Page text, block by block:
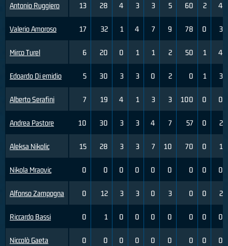
Antonio Ruggiero
Valerio Amoroso
Mirco Turel
Edoardo Di emidio
Alberto Serafini
Andrea Pastore
Aleksa Nikolic
Nikola Mraovic
Alfonso Zampogna
Riccardo Bassi
Niccolò Gaeta
13 28 4 3 3 5 60 2 4
17 32 1 4 7 9 78 0 3
6 20 0 1 1 2 50 1 4
5 30 3 3 0 2 0 1 3
7 19 4 1 3 3 100 0 0
10 30 3 3 4 7 57 0 2
15 28 3 3 7 10 70 0 1
0 0 0 0 0 0 0 0 0
0 12 3 3 0 3 0 0 2
0 1 0 0 0 0 0 0 0
0 0 0 0 0 0 0 0 0